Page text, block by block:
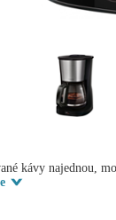
kávy najednou,